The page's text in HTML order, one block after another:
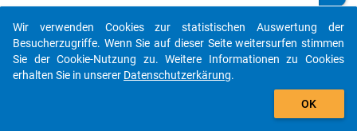
Bil
du
ngs
auto_stories
add_shopping_cart
Wir verwenden Cookies zur statistischen Auswertung der
Besucherzugriffe. Wenn Sie auf dieser Seite weitersurfen stimmen
Sie der Cookie-Nutzung zu. Weitere Informationen zu Cookies
erhalten Sie in unserer Datenschutzerkärung.
OK